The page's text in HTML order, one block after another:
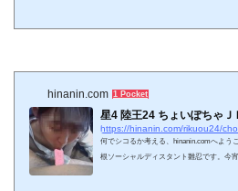
hinanin.com 1 Pocket
星4 陸王24 ちょいぽちゃ
https://hinanin.com/rikuou24/
何でシコるか考える、hinanin.comへよう
根ソーシャルディスタント雛忍です。今